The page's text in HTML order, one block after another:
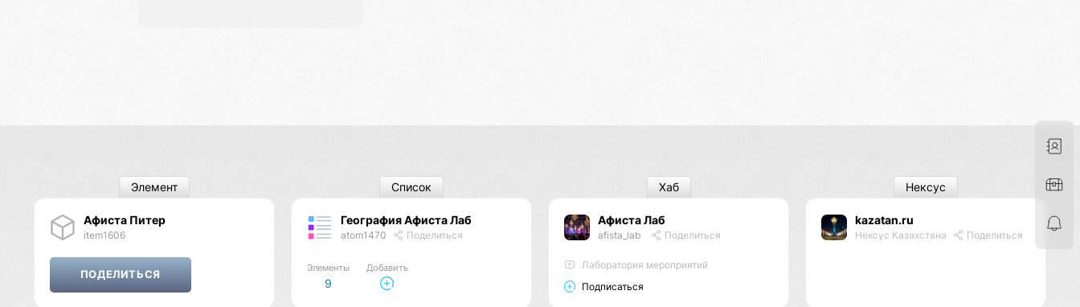
Афиста Питер
item1606
Элемент
География Афиста Лаб
atom1470 Поделиться
Элементы
9
Добавить
Список
Афиста Лаб
afista_lab Поделиться
Лаборатория мероприятий
Подписаться
Хаб
kazatan.ru
Нексус Казахстана Поделиться
Нексус